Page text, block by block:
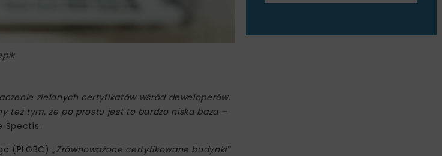
zielonych certyfikatów wśród deweloperów.
też tym, że po prostu jest to bardzo niska baza –
Spectis.
(PLGBC) „Zrównoważone certyfikowane budynki”